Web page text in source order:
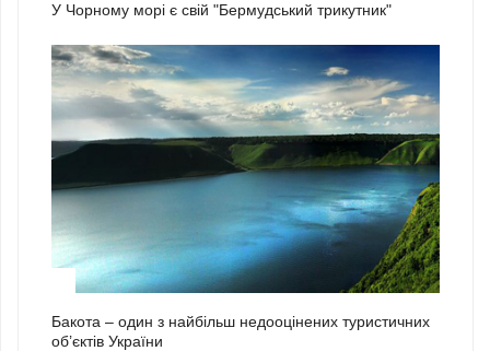
У Чорному морі є свій "Бермудський трикутник"
Бакота – один з найбільш недооцінених туристичних
об’єктів України